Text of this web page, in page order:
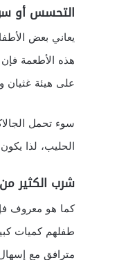
التحسس أو
يعاني بعض
هذه الأطعمة
على هيئة غثيان
سوء تحمل
الحليب، لذا
شرب الكثير
كما هو معروف
طفلهم كميات
مترافق مع